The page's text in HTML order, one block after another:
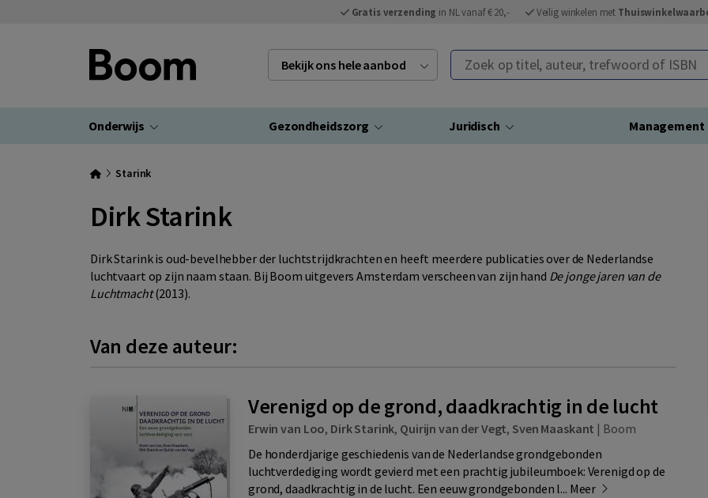
Gratis verzending in NL vanaf € 20,- Veilig winkelen met
Bekijk ons hele aanbod Zoek op titel, auteur, trefwoord of ISBN
Onderwijs Gezondheidszorg Juridisch Management
Starink
Dirk Starink
Dirk Starink is oud-bevelhebber der luchtstrijdkrachten en heeft meerdere publicaties over de Nederlandse
luchtvaart op zijn naam staan. Bij Boom uitgevers Amsterdam verscheen van zijn hand De jonge jaren van de
Luchtmacht(2013).
Van deze auteur:
Verenigd op de grond, daadkrachtig in de lucht
Erwin van Loo, Dirk Starink, Quirijn van der Vegt, Sven Maaskant | Boom
De honderdjarige geschiedenis van de Nederlandse grondgebonden
luchtverdediging wordt gevierd met een prachtig jubileumboek: Verenigd op de
grond, daadkrachtig in de lucht. Een eeuw grondgebonden l... Meer